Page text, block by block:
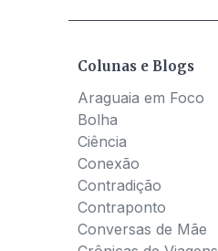
Colunas e Blogs
Araguaia em Foco
Bolha
Ciência
Conexão
Contradição
Contraponto
Conversas de Mãe